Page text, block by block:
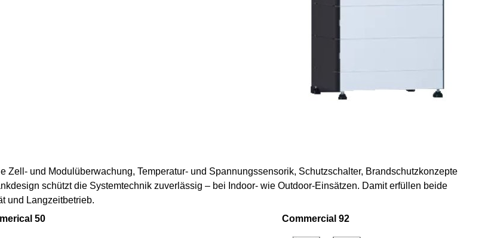
und Modulüberwachung, Temperatur- und Spannungssensorik, Schutzschalter, Brandschutzkonzepte
schützt die Systemtechnik zuverlässig – bei Indoor- wie Outdoor-Einsätzen. Damit erfüllen beide
und Langzeitbetrieb.
50
Commercial 92